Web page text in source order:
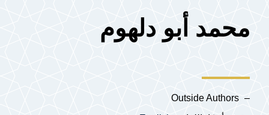
محمد أبو دلهوم
Outside Authors